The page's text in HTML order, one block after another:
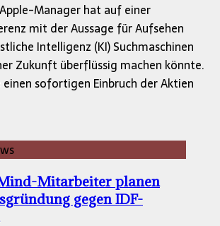
Manager hat auf einer
mit der Aussage für Aufsehen
Intelligenz (KI) Suchmaschinen
Zukunft überflüssig machen könnte.
einen sofortigen Einbruch der Aktien
Mitarbeiter planen
gegen IDF-